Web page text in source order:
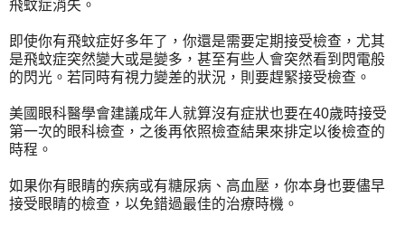
飛蚊症消失。
即使你有飛蚊症好多年了，你還是需要定期接受檢查，尤其
是飛蚊症突然變大或是變多，甚至有些人會突然看到閃電般
的閃光。若同時有視力變差的狀況，則要趕緊接受檢查。
美國眼科醫學會建議成年人就算沒有症狀也要在40歲時接受
第一次的眼科檢查，之後再依照檢查結果來排定以後檢查的
時程。
如果你有眼睛的疾病或有糖尿病、高血壓，你本身也要儘早
接受眼睛的檢查，以免錯過最佳的治療時機。